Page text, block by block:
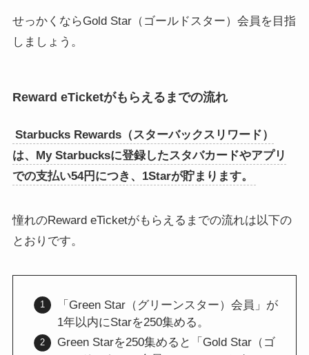
せっかくならGold Star（ゴールドスター）会員を目指
しましょう。
Reward eTicketがもらえるまでの流れ
Starbucks Rewards（スターバックスリワード）
は、My Starbucksに登録したスタバカードやアプリ
での支払い54円につき、1Starが貯まります。
憧れのReward eTicketがもらえるまでの流れは以下の
とおりです。
「Green Star（グリーンスター）会員」が
1年以内にStarを250集める。
Green Starを250集めると「Gold Star（ゴ